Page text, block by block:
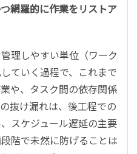
網羅的に作業をリストア
理しやすい単位（ワーク
ていく過程で、これまで
や、タスク間の依存関係
抜け漏れは、後工程での
スケジュール遅延の主要
階で未然に防げることは